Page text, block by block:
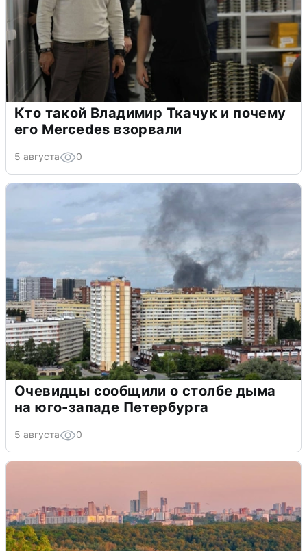
Кто такой Владимир Ткачук и почему
его Mercedes взорвали
5 августа 0
Очевидцы сообщили о столбе дыма
на юго-западе Петербурга
5 августа 0